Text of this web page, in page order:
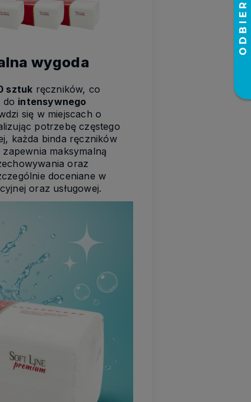
wygoda
sztuk ręczników, co
do intensywnego
się w miejscach o
potrzebę częstego
każda binda ręczników
maksymalną
oraz
doceniane w
oraz usługowej.